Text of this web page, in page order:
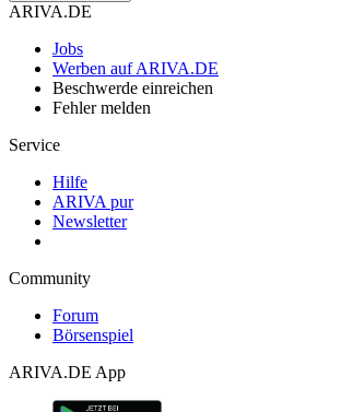
ARIVA.DE
Jobs
Werben auf ARIVA.DE
Beschwerde einreichen
Fehler melden
Service
Hilfe
ARIVA pur
Newsletter
Community
Forum
Börsenspiel
ARIVA.DE App